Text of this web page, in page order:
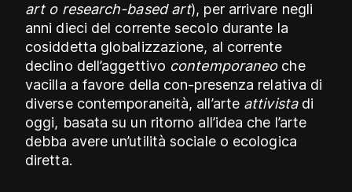
art o research-based art), per arrivare negli
anni dieci del corrente secolo durante la
cosiddetta globalizzazione, al corrente
declino dell’aggettivo contemporaneoche
vacilla a favore della con-presenza relativa di
diverse contemporaneità, all’arte attivistadi
oggi, basata su un ritorno all’idea che l’arte
debba avere un’utilità sociale o ecologica
diretta.